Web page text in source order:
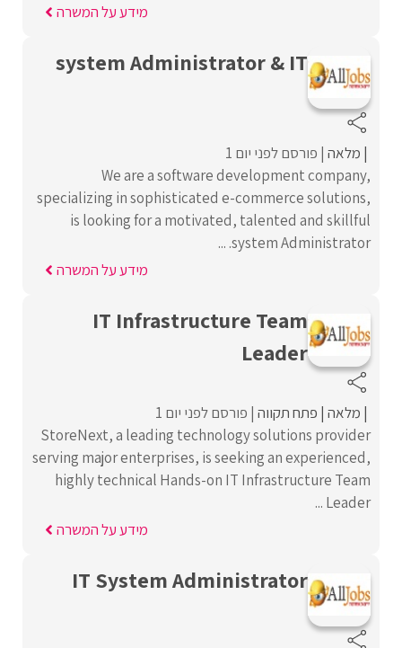
מידע על המשרה
system Administrator & IT
מלאה פורסם לפני יום 1
We are a software development company,
specializing in sophisticated e-commerce solutions,
is looking for a motivated, talented and skillful
system Administrator. ...
מידע על המשרה
IT Infrastructure Team
Leader
מלאה פתח תקווה פורסם לפני יום 1
StoreNext, a leading technology solutions provider
serving major enterprises, is seeking an experienced,
highly technical Hands-on IT Infrastructure Team
Leader ...
מידע על המשרה
IT System Administrator